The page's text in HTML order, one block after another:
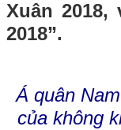
Xuân
2018”.
Á quân
của không